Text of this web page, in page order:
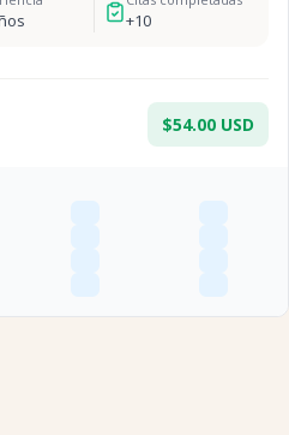
+10
$54.00 USD